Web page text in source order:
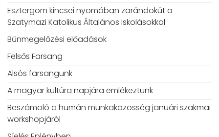
Esztergom kincsei nyomában zarándokút a
Szatymazi Katolikus Általános Iskolásokkal
Bűnmegelőzési előadások
Felsős Farsang
Alsós farsangunk
A magyar kultúra napjára emlékeztünk
Beszámoló a humán munkaközösség januári szakmai
workshopjáról